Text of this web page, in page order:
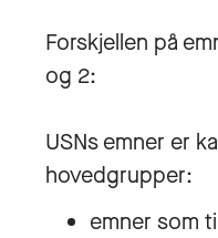
Forskjellen på
og 2:
USNs emner er
hovedgrupper:
emner som